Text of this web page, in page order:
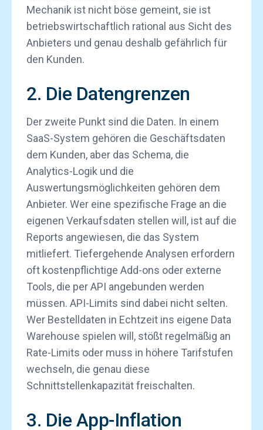
Mechanik ist nicht böse gemeint, sie ist
betriebswirtschaftlich rational aus Sicht des
Anbieters und genau deshalb gefährlich für
den Kunden.
2. Die Datengrenzen
Der zweite Punkt sind die Daten. In einem
SaaS-System gehören die Geschäftsdaten
dem Kunden, aber das Schema, die
Analytics-Logik und die
Auswertungsmöglichkeiten gehören dem
Anbieter. Wer eine spezifische Frage an die
eigenen Verkaufsdaten stellen will, ist auf die
Reports angewiesen, die das System
mitliefert. Tiefergehende Analysen erfordern
oft kostenpflichtige Add-ons oder externe
Tools, die per API angebunden werden
müssen. API-Limits sind dabei nicht selten.
Wer Bestelldaten in Echtzeit ins eigene Data
Warehouse spielen will, stößt regelmäßig an
Rate-Limits oder muss in höhere Tarifstufen
wechseln, die genau diese
Schnittstellenkapazität freischalten.
3. Die App-Inflation